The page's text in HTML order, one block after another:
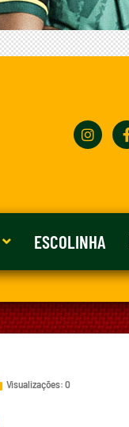
ESCOLINHA
Visualizações: 0